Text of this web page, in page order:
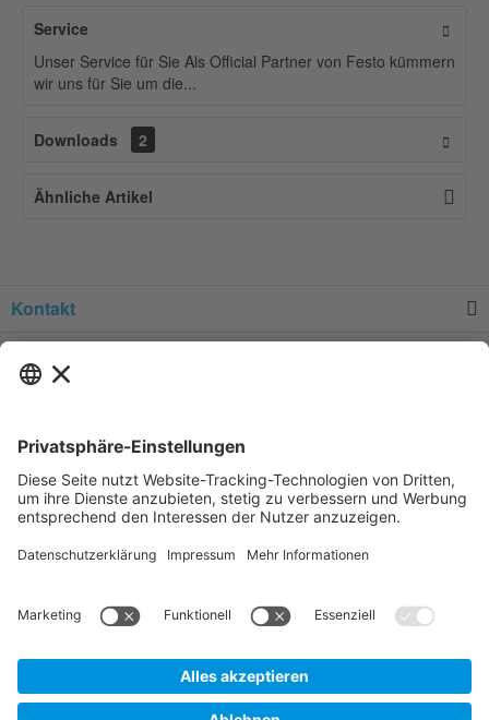
Service
Unser Service für Sie Als Official Partner von Festo kümmern
wir uns für Sie um die...
Downloads 2
Ähnliche Artikel
Kontakt
Newsletter
nicht anders beschrieben.
Direktbestellung, legen Sie bitte ein unverbindliches und kostenfreies
Kundenkonto an.